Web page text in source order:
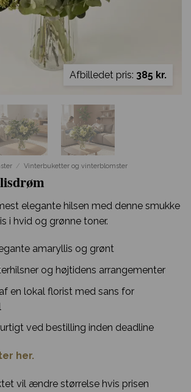
Afbilledet pris: 385 kr.
/ Vinterbuketter og vinterblomster
elegante hilsen med denne smukke
i hvid og grønne toner.
amaryllis og grønt
og højtidens arrangementer
en lokal florist med sans for
ved bestilling inden deadline
her.
vil ændre størrelse hvis prisen